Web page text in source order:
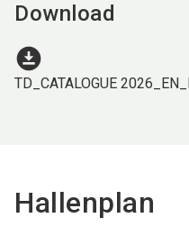
Download
download_for_offline
TD_CATALOGUE
Hallenplan